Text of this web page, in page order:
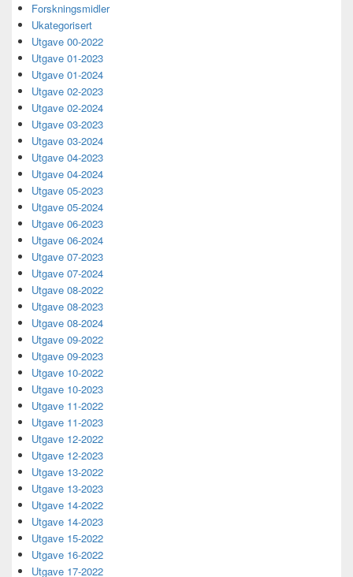
Sidebar
Widget
Area
Forskningsmidler
Ukategorisert
Utgave 00-2022
Utgave 01-2023
Utgave 01-2024
Utgave 02-2023
Utgave 02-2024
Utgave 03-2023
Utgave 03-2024
Utgave 04-2023
Utgave 04-2024
Utgave 05-2023
Utgave 05-2024
Utgave 06-2023
Utgave 06-2024
Utgave 07-2023
Utgave 07-2024
Utgave 08-2022
Utgave 08-2023
Utgave 08-2024
Utgave 09-2022
Utgave 09-2023
Utgave 10-2022
Utgave 10-2023
Utgave 11-2022
Utgave 11-2023
Utgave 12-2022
Utgave 12-2023
Utgave 13-2022
Utgave 13-2023
Utgave 14-2022
Utgave 14-2023
Utgave 15-2022
Utgave 16-2022
Utgave 17-2022